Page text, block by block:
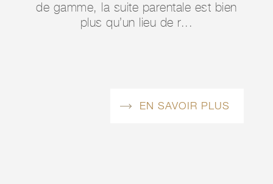
de gamme, la suite parentale est bien
plus qu’un lieu de r...
EN SAVOIR PLUS